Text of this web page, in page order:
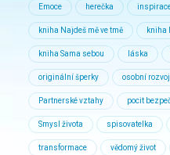
Emoce herečka
kniha Najdeš mě ve tmě kniha
kniha Sama sebou láska
originální šperky osobní rozvoj
Partnerské vztahy pocit
Smysl života spisovatelka
transformace vědomý život